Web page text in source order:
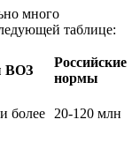
много
таблице:
ВОЗ
Российские
нормы
более 20-120 млн